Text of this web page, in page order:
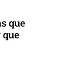
que